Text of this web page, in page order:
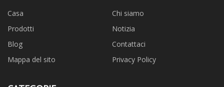
Casa
Chi siamo
Prodotti
Notizia
Blog
Contattaci
Mappa del sito
Privacy Policy